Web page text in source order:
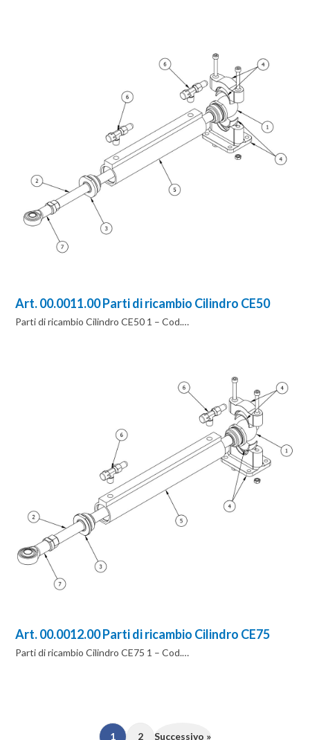
Art. 00.0011.00 Parti di ricambio Cilindro CE50
Parti di ricambio Cilindro CE50 1 – Cod.…
Art. 00.0012.00 Parti di ricambio Cilindro CE75
Parti di ricambio Cilindro CE75 1 – Cod.…
1 2 Successivo »